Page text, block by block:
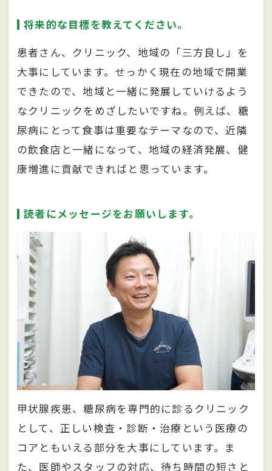
将来的な目標を教えてください。
患者さん、クリニック、地域の「三方良し」を
大事にしています。せっかく現在の地域で開業
できたので、地域と一緒に発展していけるよう
なクリニックをめざしたいですね。例えば、糖
尿病にとって食事は重要なテーマなので、近隣
の飲食店と一緒になって、地域の経済発展、健
康増進に貢献できればと思っています。
読者にメッセージをお願いします。
甲状腺疾患、糖尿病を専門的に診るクリニック
として、正しい検査・診断・治療という医療の
コアともいえる部分を大事にしています。ま
た、医師やスタッフの対応、待ち時間の短さと